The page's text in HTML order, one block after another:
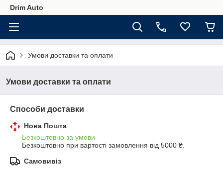
Drim Auto
Умови доставки та оплати
Умови доставки та оплати
Способи доставки
Нова Пошта
Безкоштовно за умови
Безкоштовно при вартості замовлення від 5000 ₴.
Самовивіз